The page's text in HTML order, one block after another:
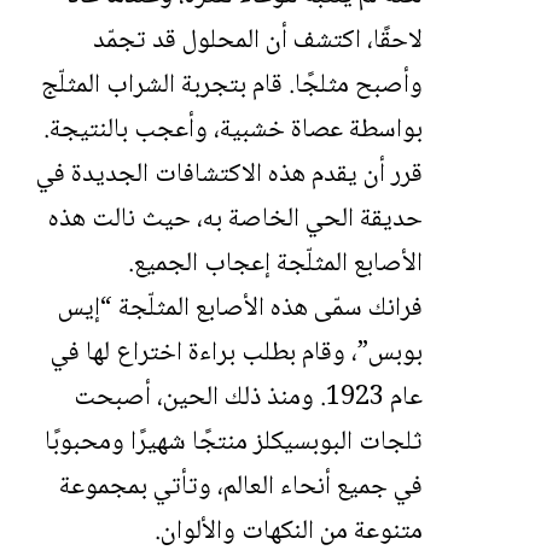
لاحقًا، اكتشف أن المحلول قد تجمّد
وأصبح مثلجًا. قام بتجربة الشراب المثلّج
بواسطة عصاة خشبية، وأعجب بالنتيجة.
قرر أن يقدم هذه الاكتشافات الجديدة في
حديقة الحي الخاصة به، حيث نالت هذه
الأصابع المثلّجة إعجاب الجميع.
فرانك سمّى هذه الأصابع المثلّجة “إيس
بوبس”، وقام بطلب براءة اختراع لها في
عام 1923. ومنذ ذلك الحين، أصبحت
ثلجات البوبسيكلز منتجًا شهيرًا ومحبوبًا
في جميع أنحاء العالم، وتأتي بمجموعة
متنوعة من النكهات والألوان.